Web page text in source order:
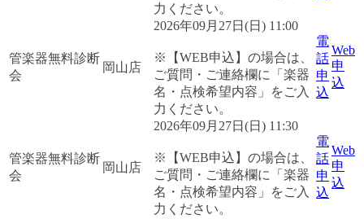
力ください。
管楽器無料診断
会
岡山店
2026年09月27日(日) 11:00
※【WEB申込】の場合は、
ご質問・ご連絡欄に「楽器
名・点検希望内容」をご入
力ください。
電
話
申
込
Web
申
込
管楽器無料診断
会
岡山店
2026年09月27日(日) 11:30
※【WEB申込】の場合は、
ご質問・ご連絡欄に「楽器
名・点検希望内容」をご入
力ください。
電
話
申
込
Web
申
込